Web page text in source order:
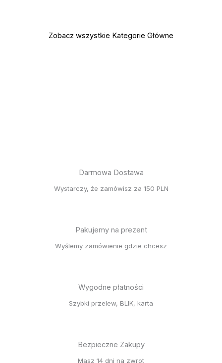
Zobacz wszystkie Kategorie Główne
Darmowa Dostawa
Wystarczy, że zamówisz za 150 PLN
Pakujemy na prezent
Wyślemy zamówienie gdzie chcesz
Wygodne płatności
Szybki przelew, BLIK, karta
Bezpieczne Zakupy
Masz 14 dni na zwrot